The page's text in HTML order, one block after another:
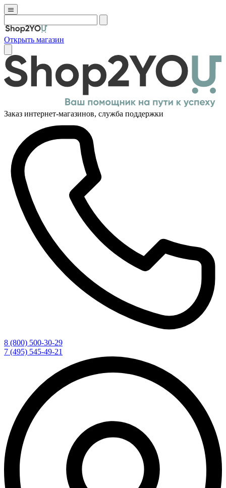
Открыть магазин
Заказ интернет-магазинов, служба поддержки
8 (800) 500-30-29
7 (495) 545-49-21